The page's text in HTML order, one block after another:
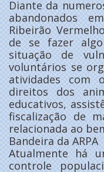
Diante da
abandonados
Ribeirão
de se fazer
situação de
voluntários se
atividades com
direitos dos
educativos,
fiscalização de
relacionada ao
Bandeira da ARPA
Atualmente há
controle